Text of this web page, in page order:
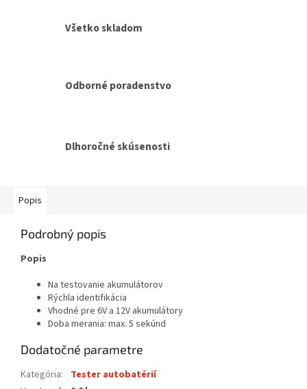
Všetko skladom
Odborné poradenstvo
Dlhoročné skúsenosti
Popis
Podrobný popis
Popis
Na testovanie akumulátorov
Rýchla identifikácia
Vhodné pre 6V a 12V akumulátory
Doba merania: max. 5 sekúnd
Dodatočné parametre
Kategória:
Tester autobatérií